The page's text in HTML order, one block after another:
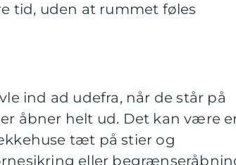
tid, uden at rummet føles
ind ad udefra, når de står på
åbner helt ud. Det kan være
tæt på stier og
eller